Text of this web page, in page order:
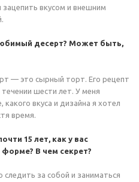
вкусом и внешним
десерт? Может быть,
— это сырный торт. Его рецепт
шести лет. У меня
вкуса и дизайна я хотел
время.
15 лет, как у вас
форме? В чем секрет?
за собой и заниматься